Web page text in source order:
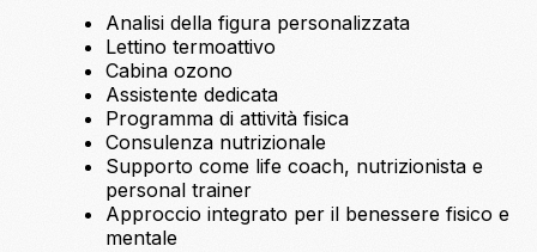
Analisi della figura personalizzata
Lettino termoattivo
Cabina ozono
Assistente dedicata
Programma di attività fisica
Consulenza nutrizionale
Supporto come life coach, nutrizionista e
personal trainer
Approccio integrato per il benessere fisico e
mentale